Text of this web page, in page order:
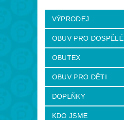
VÝPRODEJ
OBUV PRO DOSPĚLÉ
OBUTEX
OBUV PRO DĚTI
DOPLŇKY
KDO JSME